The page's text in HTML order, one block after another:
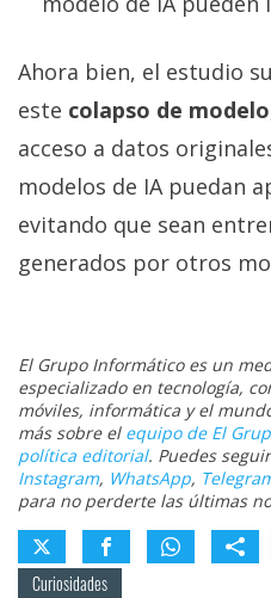
Ahora bien, el estudio
este colapso de modelo
acceso a datos
modelos de IA puedan
evitando que sean
generados por otros
El Grupo Informático es un
especializado en tecnología,
móviles, informática y el
más sobre el equipo de El
política editorial. Puedes
Instagram, WhatsApp,
para no perderte las últimas
Curiosidades